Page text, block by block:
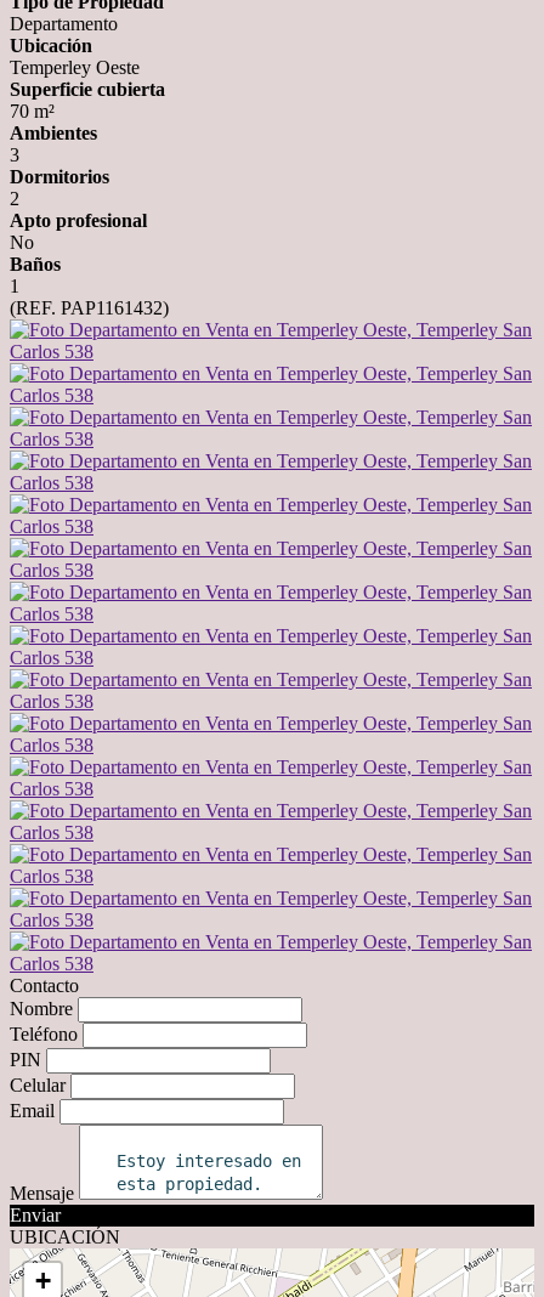
Departamento
Ubicación
Temperley Oeste
Superficie cubierta
70 m²
Ambientes
3
Dormitorios
2
Apto profesional
No
Baños
1
(REF. PAP1161432)
Contacto
Nombre
Teléfono
PIN
Celular
Email
Mensaje
Enviar
UBICACIÓN
+